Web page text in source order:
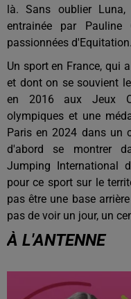
là. Sans oublier
entrainée par
passionnées d'Equitation.
Un sport en France, qui
et dont on se souvient
en 2016 aux Jeux
olympiques et une
Paris en 2024 dans un
d'abord se montrer
Jumping International
pour ce sport sur le
pas être une base
pas de voir un jour, un
À L'ANTENNE